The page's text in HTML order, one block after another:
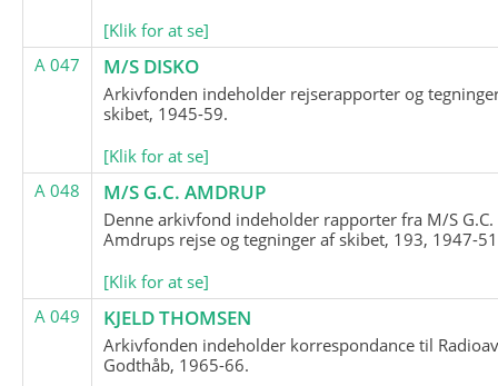
[Klik for at se]
A 047
M/S DISKO
Arkivfonden indeholder rejserapporter og
skibet, 1945-59.
[Klik for at se]
A 048
M/S G.C. AMDRUP
Denne arkivfond indeholder rapporter fra M/S G.C.
Amdrups rejse og tegninger af skibet, 193, 1947-
[Klik for at se]
A 049
KJELD THOMSEN
Arkivfonden indeholder korrespondance til
Godthåb, 1965-66.